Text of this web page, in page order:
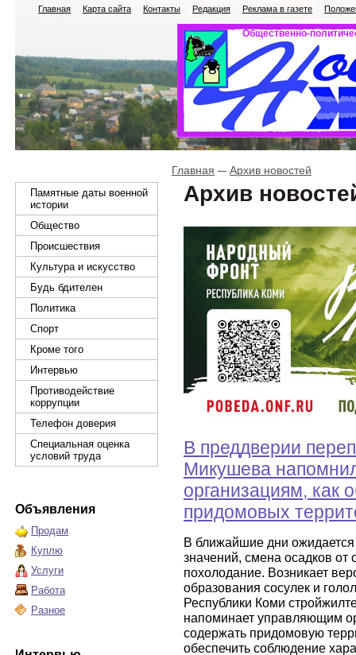
Главная Карта сайта Контакты Редакция Реклама в газете
Общественно-
Памятные даты военной
истории
Общество
Происшествия
Культура и искусство
Будь бдителен
Политика
Спорт
Кроме того
Интервью
Противодействие
коррупции
Телефон доверия
Специальная оценка
условий труда
Объявления
Продам
Куплю
Услуги
Работа
Разное
Главная Архив новостей
Архив
В преддверии
Микушева
организациям, как
придомовых
В ближайшие дни
значений, смена осадков от
похолодание. Возникает
образования сосулек и
Республики Коми
напоминает управляющим
содержать придомовую
обеспечить соблюдение